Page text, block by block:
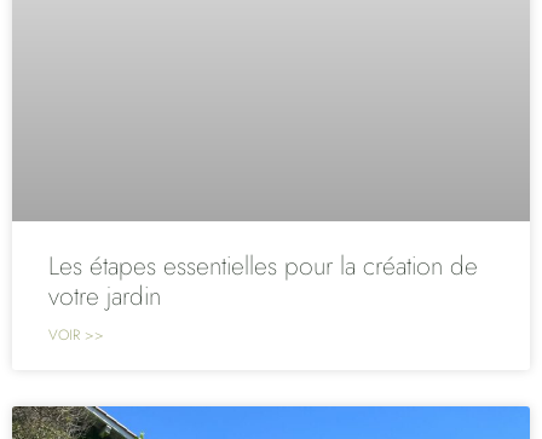
Les étapes essentielles pour la création de
votre jardin
VOIR >>